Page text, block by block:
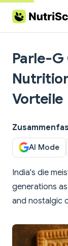
Skip to content
Parle-G
Vorteile
AI Mode
India's die
generations
and nostalgic